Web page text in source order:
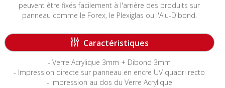
peuvent être fixés facilement à l'arrière des produits sur
panneau comme le Forex, le Plexiglas ou l'Alu-Dibond.
Caractéristiques
- Verre Acrylique 3mm + Dibond 3mm
- Impression directe sur panneau en encre UV quadri recto
- Impression au dos du Verre Acrylique